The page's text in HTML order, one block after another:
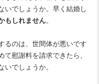
いでしょうか。早く結婚し
もしれません。
るのは、世間体が悪いです
て慰謝料を請求できたら、
いでしょうか。